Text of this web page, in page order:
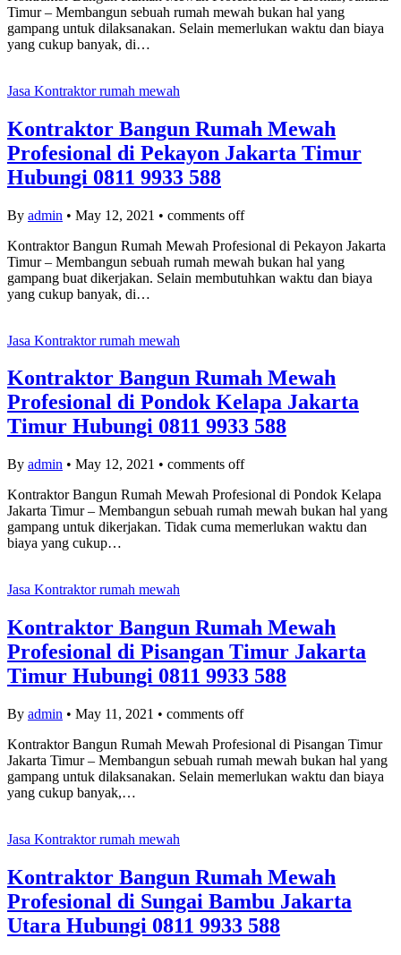
Timur – Membangun sebuah rumah mewah bukan hal yang
gampang untuk dilaksanakan. Selain memerlukan waktu dan biaya
yang cukup banyak, di…
Jasa Kontraktor rumah mewah
Kontraktor Bangun Rumah Mewah
Profesional di Pekayon Jakarta Timur
Hubungi 0811 9933 588
By admin • May 12, 2021 • comments off
Kontraktor Bangun Rumah Mewah Profesional di Pekayon Jakarta
Timur – Membangun sebuah rumah mewah bukan hal yang
gampang buat dikerjakan. Selain membutuhkan waktu dan biaya
yang cukup banyak, di…
Jasa Kontraktor rumah mewah
Kontraktor Bangun Rumah Mewah
Profesional di Pondok Kelapa Jakarta
Timur Hubungi 0811 9933 588
By admin • May 12, 2021 • comments off
Kontraktor Bangun Rumah Mewah Profesional di Pondok Kelapa
Jakarta Timur – Membangun sebuah rumah mewah bukan hal yang
gampang untuk dikerjakan. Tidak cuma memerlukan waktu dan
biaya yang cukup…
Jasa Kontraktor rumah mewah
Kontraktor Bangun Rumah Mewah
Profesional di Pisangan Timur Jakarta
Timur Hubungi 0811 9933 588
By admin • May 11, 2021 • comments off
Kontraktor Bangun Rumah Mewah Profesional di Pisangan Timur
Jakarta Timur – Membangun sebuah rumah mewah bukan hal yang
gampang untuk dilaksanakan. Selain memerlukan waktu dan biaya
yang cukup banyak,…
Jasa Kontraktor rumah mewah
Kontraktor Bangun Rumah Mewah
Profesional di Sungai Bambu Jakarta
Utara Hubungi 0811 9933 588